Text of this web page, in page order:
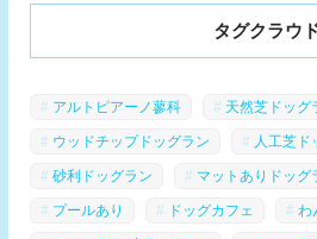
タグクラウ
アルトピアーノ蓼科 天然芝ドッグ
ウッドチップドッグラン 人工芝ド
砂利ドッグラン マットありドッグ
プールあり ドッグカフェ わ